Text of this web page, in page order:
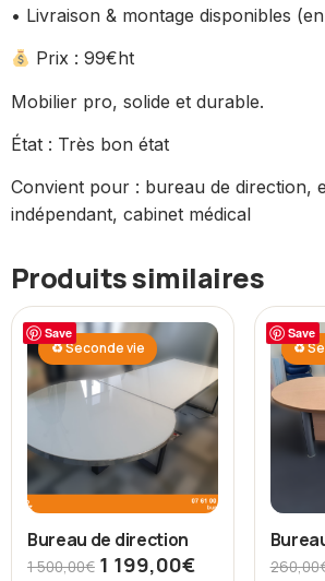
• Livraison & montage disponibles
Prix : 99€ht
Mobilier pro, solide et durable.
État : Très bon état
Convient pour : bureau de direction,
indépendant, cabinet médical
Produits similaires
Save
♻ Seconde vie
Bureau de direction
1 500,00€ 1 199,00€
Save
♻
260,00